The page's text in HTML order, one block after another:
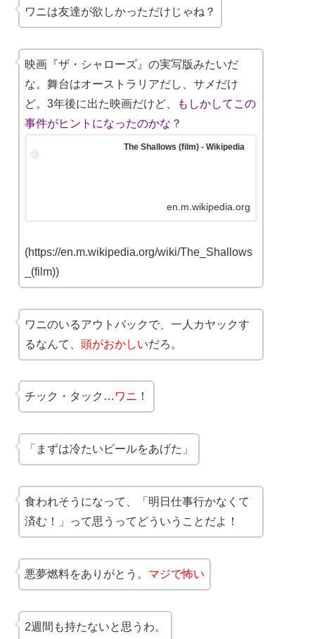
ワニは友達が欲しかっただけじゃね？
映画『ザ・シャローズ』の実写版みたいだ
な。舞台はオーストラリアだし、サメだけ
ど。3年後に出た映画だけど、
もしかしてこの
事件がヒントになったのかな ？
The Shallows (film) - Wikipedia
en.m.wikipedia.org
(https://en.m.wikipedia.org/wiki/The_Shallows
_(film))
ワニのいるアウトバックで、一人カヤックす
るなんて、 頭がおかしいだろ。
チック・タック… ワニ ！
「まずは冷たいビールをあげた」
食われそうになって、「明日仕事行かなくて
済む！」って思うってどういうことだよ！
悪夢燃料をありがとう。 マジで怖い
2週間も持たないと思うわ。